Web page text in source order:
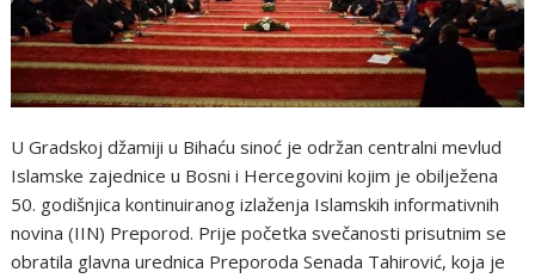
U Gradskoj džamiji u Bihaću sinoć je održan centralni mevlud
Islamske zajednice u Bosni i Hercegovini kojim je obilježena
50. godišnjica kontinuiranog izlaženja Islamskih informativnih
novina (IIN) Preporod. Prije početka svečanosti prisutnim se
obratila glavna urednica Preporoda Senada Tahirović, koja je